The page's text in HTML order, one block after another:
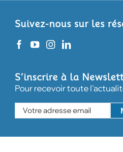
Suivez-nous sur les
S’inscrire à la
Pour recevoir toute